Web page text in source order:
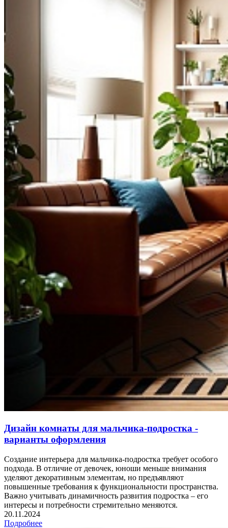
Дизайн комнаты для мальчика-подростка -
варианты оформления
Создание интерьера для мальчика-подростка требует особого
подхода. В отличие от девочек, юноши меньше внимания
уделяют декоративным элементам, но предъявляют
повышенные требования к функциональности пространства.
Важно учитывать динамичность развития подростка – его
интересы и потребности стремительно меняются.
20.11.2024
Подробнее